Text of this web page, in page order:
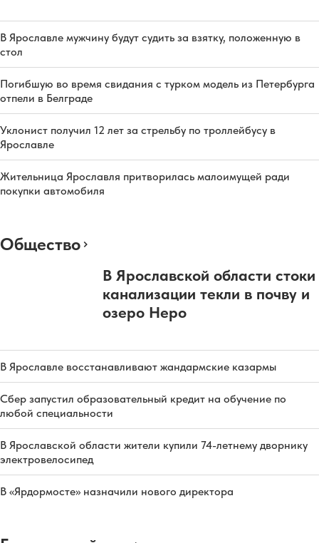
В Ярославле мужчину будут судить за взятку, положенную в
стол
Погибшую во время свидания с турком модель из Петербурга
отпели в Белграде
Уклонист получил 12 лет за стрельбу по троллейбусу в
Ярославле
Жительница Ярославля притворилась малоимущей ради
покупки автомобиля
Общество
В Ярославской области стоки
канализации текли в почву и
озеро Неро
В Ярославле восстанавливают жандармские казармы
Сбер запустил образовательный кредит на обучение по
любой специальности
В Ярославской области жители купили 74-летнему дворнику
электровелосипед
В «Ярдормосте» назначили нового директора